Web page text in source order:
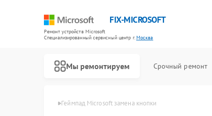
FIX-MICROSOFT
Ремонт устройств Microsoft
Специализированный cервисный центр г.Москва
Мы ремонтируем Срочный ремонт
Microsoft в Москве Геймпад Microsoft замена кнопки